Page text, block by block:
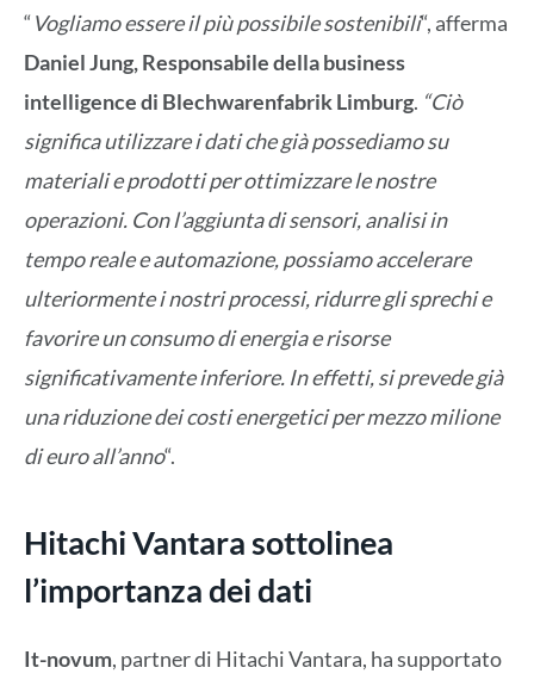
“Vogliamo essere il più possibile sostenibili“, afferma
Daniel Jung, Responsabile della business
intelligence di Blechwarenfabrik Limburg. “Ciò
significa utilizzare i dati che già possediamo su
materiali e prodotti per ottimizzare le nostre
operazioni. Con l’aggiunta di sensori, analisi in
tempo reale e automazione, possiamo accelerare
ulteriormente i nostri processi, ridurre gli sprechi e
favorire un consumo di energia e risorse
significativamente inferiore. In effetti, si prevede già
una riduzione dei costi energetici per mezzo milione
di euro all’anno“.
Hitachi Vantara sottolinea
l’importanza dei dati
It-novum, partner di Hitachi Vantara, ha supportato